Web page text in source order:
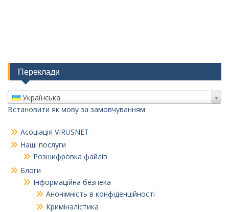
Переклади
Українська
Встановити як мову за замовчуванням
Асоціація VIRUSNET
Наші послуги
Розшифровка файлів
Блоги
Інформаційна безпека
Анонімність в конфіденційності
Криміналістика